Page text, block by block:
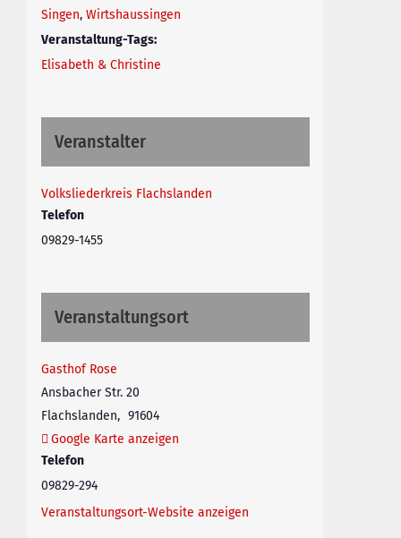
Singen, Wirtshaussingen
Veranstaltung-Tags:
Elisabeth & Christine
Veranstalter
Volksliederkreis Flachslanden
Telefon
09829-1455
Veranstaltungsort
Gasthof Rose
Ansbacher Str. 20
Flachslanden, 91604
Google Karte anzeigen
Telefon
09829-294
Veranstaltungsort-Website anzeigen